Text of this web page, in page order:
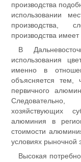
производства
использовании
производства,
производства
В
использования
именно в
объясняется тем,
первичного
хозяйствующих
алюминия в
стоимости
условиях рыночной
Высокая